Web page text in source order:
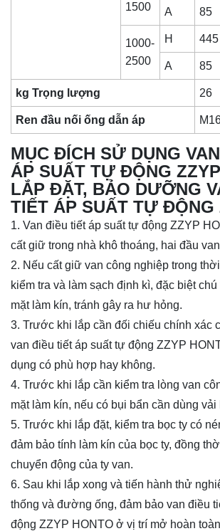
1500
A 85
1000-
2500
H 445
A 85
kg Trọng lượng 26
Ren đầu nối ống dẫn áp
MỤC ĐÍCH SỬ DỤNG
ÁP SUẤT TỰ ĐỘNG ZZYP
LẮP ĐẶT, BẢO DƯỠNG
TIẾT ÁP SUẤT TỰ ĐỘNG
1. Van điều tiết áp suất tự động ZZYP
cất giữ trong nhà khô thoáng, hai đầu
2. Nếu cất giữ van công nghiệp trong
kiểm tra và làm sạch định kì, đặc biệt
mặt làm kín, tránh gây ra hư hỏng.
3. Trước khi lắp cần đối chiếu chính xác
van điều tiết áp suất tự động ZZYP
dụng có phù hợp hay không.
4. Trước khi lắp cần kiểm tra lòng van
mặt làm kín, nếu có bụi bẩn cần dùng vải
5. Trước khi lắp đặt, kiểm tra bọc ty có
đảm bảo tính làm kín của bọc ty, đồng
chuyển động của ty van.
6. Sau khi lắp xong và tiến hành thử
thống và đường ống, đảm bảo van điều
động ZZYP HONTO ở vị trí mở hoàn